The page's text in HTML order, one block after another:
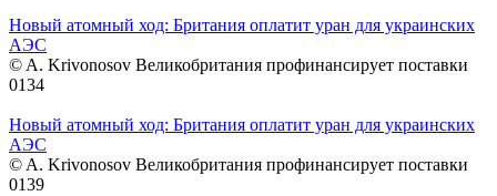
Новый атомный ход: Британия оплатит уран для украинских
АЭС
© A. Krivonosov Великобритания профинансирует поставки
0134
Новый атомный ход: Британия оплатит уран для украинских
АЭС
© A. Krivonosov Великобритания профинансирует поставки
0139